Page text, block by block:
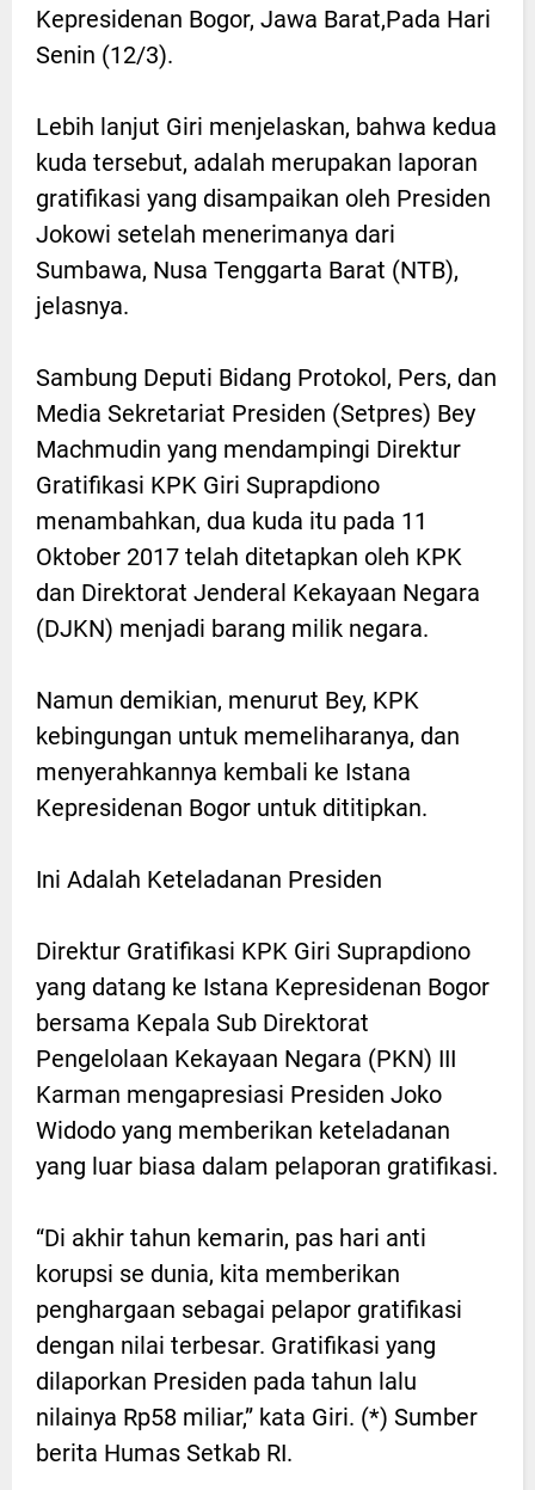
Kepresidenan Bogor, Jawa Barat,Pada Hari
Senin (12/3).
Lebih lanjut Giri menjelaskan, bahwa kedua
kuda tersebut, adalah merupakan laporan
gratifikasi yang disampaikan oleh Presiden
Jokowi setelah menerimanya dari
Sumbawa, Nusa Tenggarta Barat (NTB),
jelasnya.
Sambung Deputi Bidang Protokol, Pers, dan
Media Sekretariat Presiden (Setpres) Bey
Machmudin yang mendampingi Direktur
Gratifikasi KPK Giri Suprapdiono
menambahkan, dua kuda itu pada 11
Oktober 2017 telah ditetapkan oleh KPK
dan Direktorat Jenderal Kekayaan Negara
(DJKN) menjadi barang milik negara.
Namun demikian, menurut Bey, KPK
kebingungan untuk memeliharanya, dan
menyerahkannya kembali ke Istana
Kepresidenan Bogor untuk dititipkan.
Ini Adalah Keteladanan Presiden
Direktur Gratifikasi KPK Giri Suprapdiono
yang datang ke Istana Kepresidenan Bogor
bersama Kepala Sub Direktorat
Pengelolaan Kekayaan Negara (PKN) III
Karman mengapresiasi Presiden Joko
Widodo yang memberikan keteladanan
yang luar biasa dalam pelaporan gratifikasi.
“Di akhir tahun kemarin, pas hari anti
korupsi se dunia, kita memberikan
penghargaan sebagai pelapor gratifikasi
dengan nilai terbesar. Gratifikasi yang
dilaporkan Presiden pada tahun lalu
nilainya Rp58 miliar,” kata Giri. (*) Sumber
berita Humas Setkab RI.